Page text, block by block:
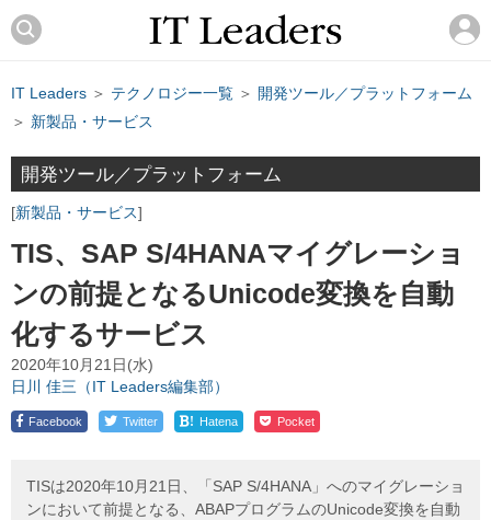
IT Leaders ＞ テクノロジー一覧 ＞ 開発ツール／プラットフォーム
＞ 新製品・サービス
開発ツール／プラットフォーム
新製品・サービス
TIS、SAP S/4HANAマイグレーショ
ンの前提となるUnicode変換を自動
化するサービス
2020年10月21日(水)
日川 佳三（IT Leaders編集部）
Facebook Twitter ! Hatena Pocket
TISは2020年10月21日、「SAP S/4HANA」へのマイグレーショ
ンにおいて前提となる、ABAPプログラムのUnicode変換を自動